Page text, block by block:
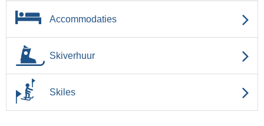
Accommodaties
Skiverhuur
Skiles